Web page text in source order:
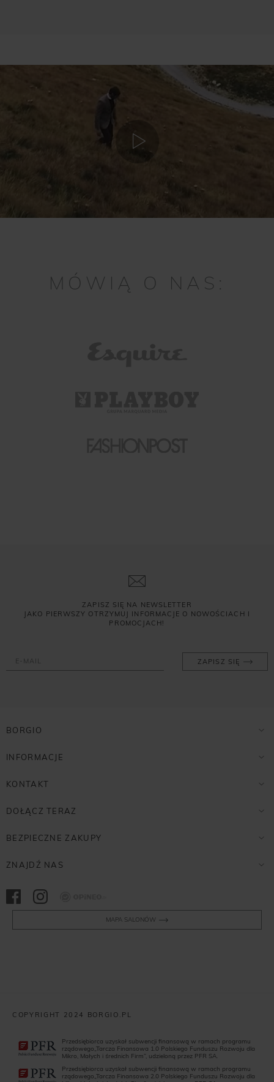
MÓWIĄ O NAS:
ZAPISZ SIĘ NA NEWSLETTER
JAKO PIERWSZY OTRZYMUJ INFORMACJE O NOWOŚCIACH I
PROMOCJACH!
ZAPISZ SIĘ
BORGIO
INFORMACJE
KONTAKT
DOŁĄCZ TERAZ
BEZPIECZNE ZAKUPY
ZNAJDŹ NAS
MAPA SALONÓW
COPYRIGHT 2024 BORGIO.PL
Przedsiębiorca uzyskał subwencji finansową w ramach programu
rządowego„Tarcza Finansowa 1.0 Polskiego Funduszu Rozwoju dla
Mikro, Małych i średnich Firm”, udzieloną przez PFR SA.
Przedsiębiorca uzyskał subwencji finansową w ramach programu
rządowego„Tarcza Finansowa 2.0 Polskiego Funduszu Rozwoju dla